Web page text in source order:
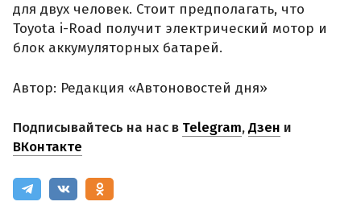
для двух человек. Стоит предполагать, что
Toyota i-Road получит электрический мотор и
блок аккумуляторных батарей.
Автор: Редакция «Автоновостей дня»
Подписывайтесь на нас в Telegram,Дзен и
ВКонтакте